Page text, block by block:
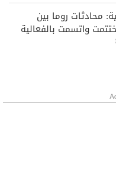
محادثات روما بين
واتسمت بالفعالية